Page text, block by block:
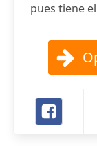
pues tiene